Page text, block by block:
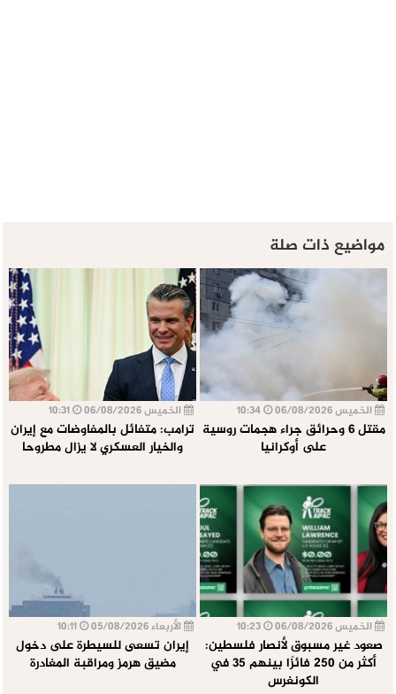
مواضيع ذات صلة
الخميس 06/08/2026
مقتل 6 وحرائق جراء هجمات روسية
على أوكرانيا
الخميس 06/08/2026
ترامب: متفائل بالمفاوضات مع إيران
والخيار العسكري لا يزال مطروحا
الخميس 06/08/2026
صعود غير مسبوق لأنصار فلسطين:
أكثر من 250 فائزًا بينهم 35 في
الكونغرس
الأربعاء 05/08/2026
إيران تسعى للسيطرة على دخول
مضيق هرمز ومراقبة المغادرة